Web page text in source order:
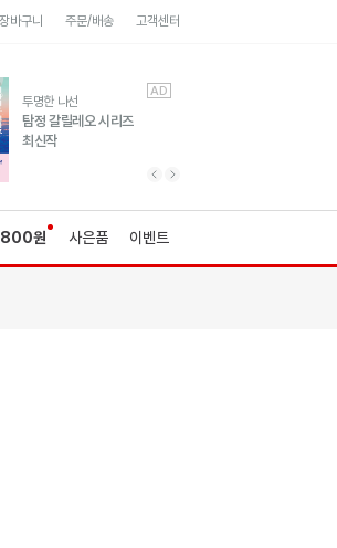
장바구니 주문/배송 고객센터
독하게 돈 공부
유럽 도시 기행3
풍성한 서사와 인문학적
통찰!
AD
투명한 나선
탐정 갈릴레오 시리즈
최신작
AD
원 사은품 이벤트